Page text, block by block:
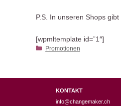
P.S. In unseren Shops
[wpmltemplate id=”1″]
Kategorien
Promotionen
KONTAKT
info@changemaker.ch